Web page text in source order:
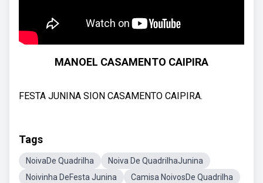
MANOEL CASAMENTO CAIPIRA
FESTA JUNINA SION CASAMENTO CAIPIRA.
Tags
NoivaDe Quadrilha
Noiva De QuadrilhaJunina
Noivinha DeFesta Junina
Camisa NoivosDe Quadrilha